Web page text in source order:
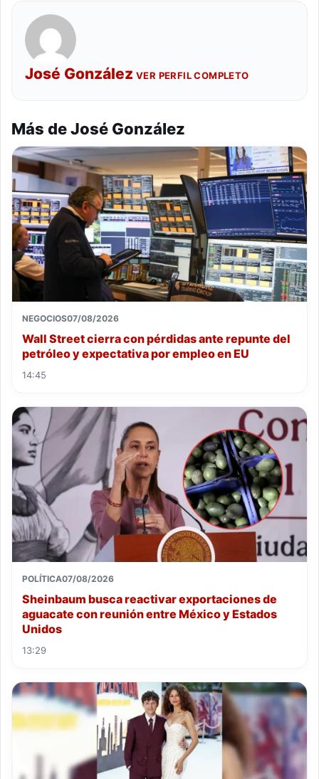
José González VER PERFIL COMPLETO
Más de José González
NEGOCIOS07/08/2026
Wall Street cierra con pérdidas ante repunte del
petróleo y expectativa por empleo en EU
14:45
POLÍTICA07/08/2026
Sheinbaum busca reactivar exportaciones de
aguacate con reunión entre México y Estados
Unidos
13:29